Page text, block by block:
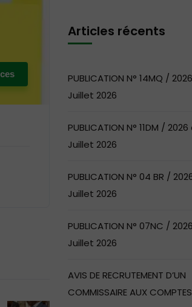
Articles récents
PUBLICATION N° 14MQ /
Juillet 2026
PUBLICATION N° 11DM / 2026
Juillet 2026
PUBLICATION N° 04 BR /
Juillet 2026
PUBLICATION N° 07NC /
Juillet 2026
AVIS DE RECRUTEMENT D’UN
COMMISSAIRE AUX COMPTES